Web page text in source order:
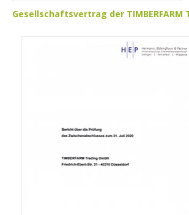
Gesellschaftsvertrag der TIMBERFARM